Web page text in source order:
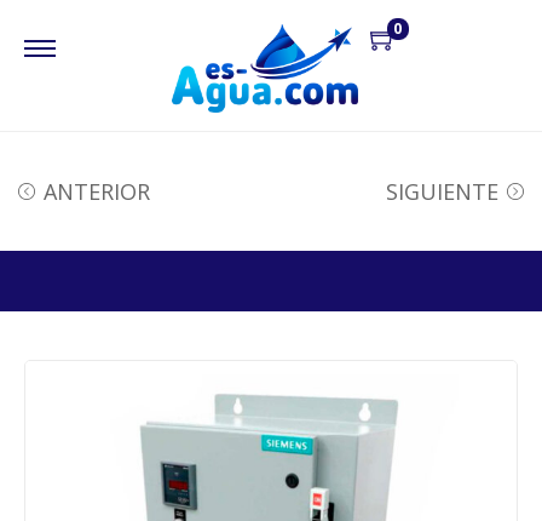
0
ANTERIOR SIGUIENTE